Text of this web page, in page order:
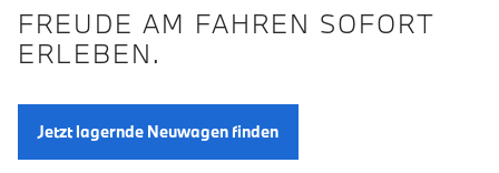
FREUDE AM FAHREN SOFORT
ERLEBEN.
Jetzt lagernde Neuwagen finden